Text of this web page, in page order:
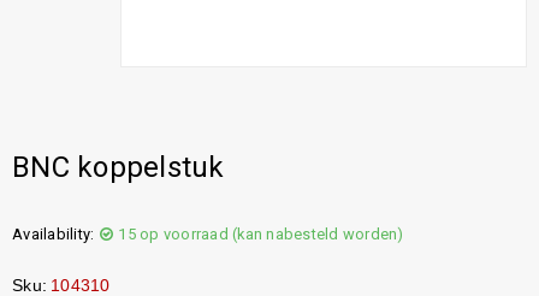
BNC koppelstuk
Availability: 15 op voorraad (kan nabesteld worden)
Sku: 104310